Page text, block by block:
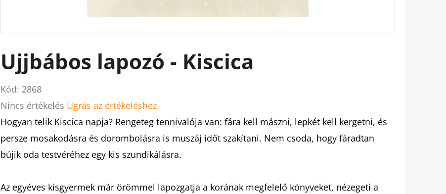
Ujjbábos lapozó - Kiscica
Kód: 2868
A
termék
átlagos
értékelése
ből
Nincs értékelés Ugrás az értékeléshez
Hogyan telik Kiscica napja? Rengeteg tennivalója van: fára kell mászni, lepkét kell kergetni, és
persze mosakodásra és dorombolásra is muszáj időt szakítani. Nem csoda, hogy fáradtan
bújik oda testvéréhez egy kis szundikálásra.
Az egyéves kisgyermek már örömmel lapozgatja a korának megfelelő könyveket, nézegeti a